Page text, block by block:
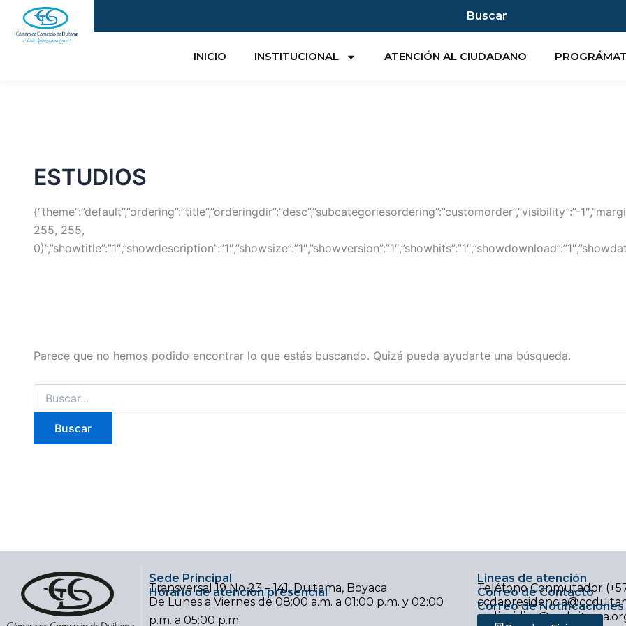
contenido
Buscar
INICIO INSTITUCIONAL ATENCIÓN AL CIUDADANO
ESTUDIOS
{“theme”:”default”,”ordering”:”title”,”orderingdir”:”desc”,”subcategoriesordering”:”customorder”,”visibility”:”-
255, 255,
Parece que no hemos podido encontrar lo que estás buscando. Quizá pueda ayudarte una búsqueda.
Buscar
por:
Sede Principal
Transversal 19 No 23 – 141, Duitama, Boyaca
Horario de atención presencial
De Lunes a Viernes de 08:00 a.m. a 01:00 p.m. y 02:00
p.m. a 05:00 p.m.
Lineas de atención
Teléfono Conmutador
Correo de Contacto
Correo de Notificaciones